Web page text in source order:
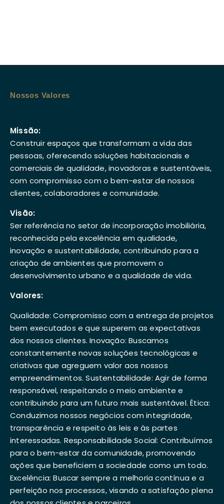
Nossos Valores
Missão:
Construir espaços que transformam a vida das
pessoas, oferecendo soluções habitacionais e
comerciais de qualidade, inovadoras e sustentáveis,
com compromisso com o bem-estar de nossos
clientes, colaboradores e comunidade.
Visão:
Ser referência no setor de incorporação imobiliária,
reconhecida pela excelência em qualidade,
inovação e sustentabilidade, contribuindo para a
criação de ambientes que promovem o
desenvolvimento urbano e a qualidade de vida.
Valores:
Qualidade: Compromisso com a entrega de projetos
bem executados e que superem as expectativas
dos nossos clientes. Inovação: Buscamos
constantemente novas soluções tecnológicas e
criativas que agreguem valor aos nossos
empreendimentos. Sustentabilidade: Agir de forma
responsável, respeitando o meio ambiente e
contribuindo para um futuro mais sustentável. Ética:
Conduzimos nossos negócios com integridade,
transparência e respeito às leis e às partes
interessadas. Responsabilidade Social: Contribuímos
para o bem-estar da comunidade, promovendo
ações que beneficiem a sociedade como um todo.
Excelência: Buscar sempre a melhoria contínua e a
perfeição nos processos, visando a satisfação plena